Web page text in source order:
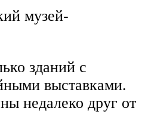
музей-
зданий с
выставками.
недалеко друг от